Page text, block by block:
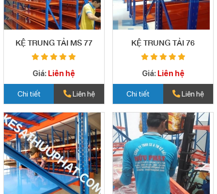
KỆ TRUNG TẢI MS 77
Giá: Liên hệ
Chi tiết Liên hệ
KỆ TRUNG TẢI 76
Giá: Liên hệ
Chi tiết Liên hệ